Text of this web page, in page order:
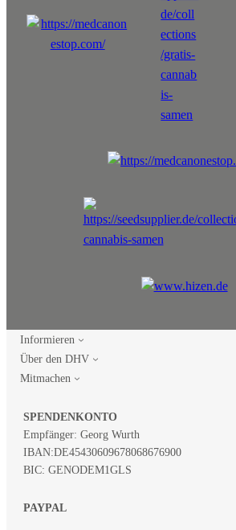
Informieren
Über den DHV
Mitmachen
SPENDENKONTO
Empfänger: Georg Wurth
IBAN:DE45430609678068676900
BIC: GENODEM1GLS
PAYPAL